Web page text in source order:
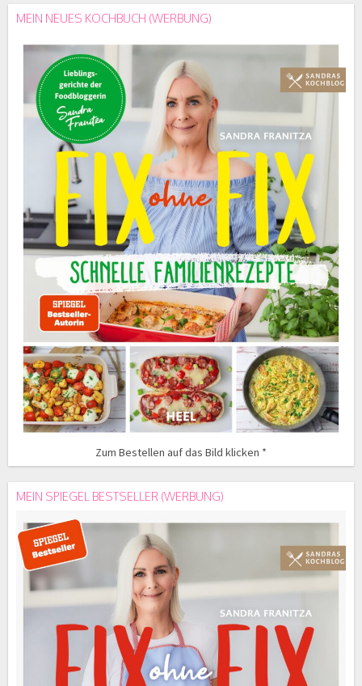
MEIN NEUES KOCHBUCH (WERBUNG)
Zum Bestellen auf das Bild klicken *
MEIN SPIEGEL BESTSELLER (WERBUNG)